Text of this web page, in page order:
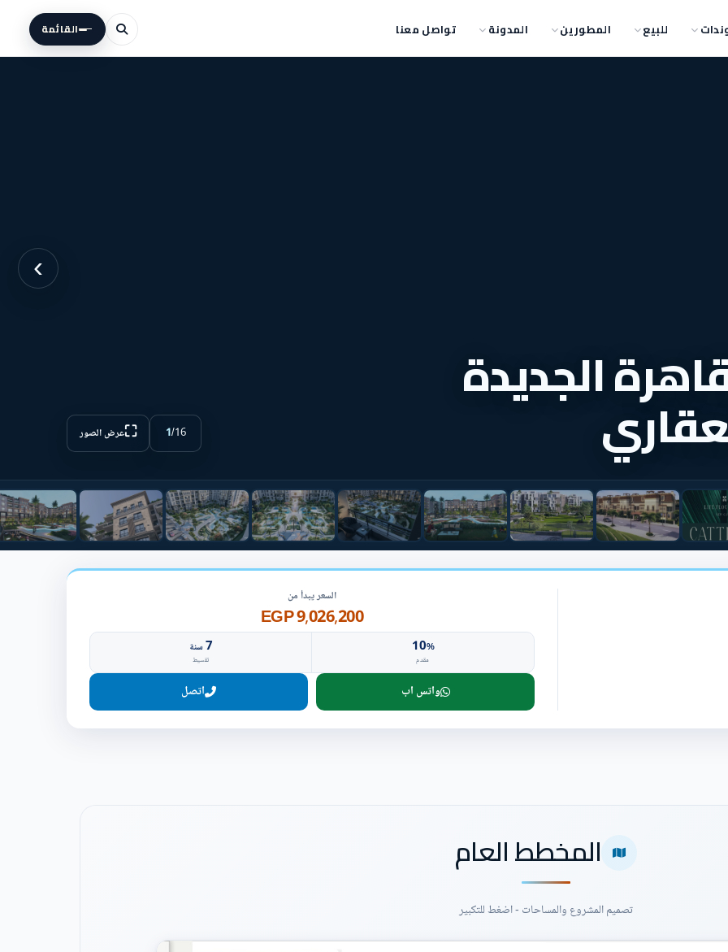
للبيع المطورين المدونة تواصل معنا القائمة
›
الجديدة
1/16
⛶عرض الصور
السعر يبدأ من
9,026,200 EGP
10%
مقدم
7سنة
تقسيط
واتس اب اتصل
المخطط العام
تصميم المشروع والمساحات - اضغط للتكبير